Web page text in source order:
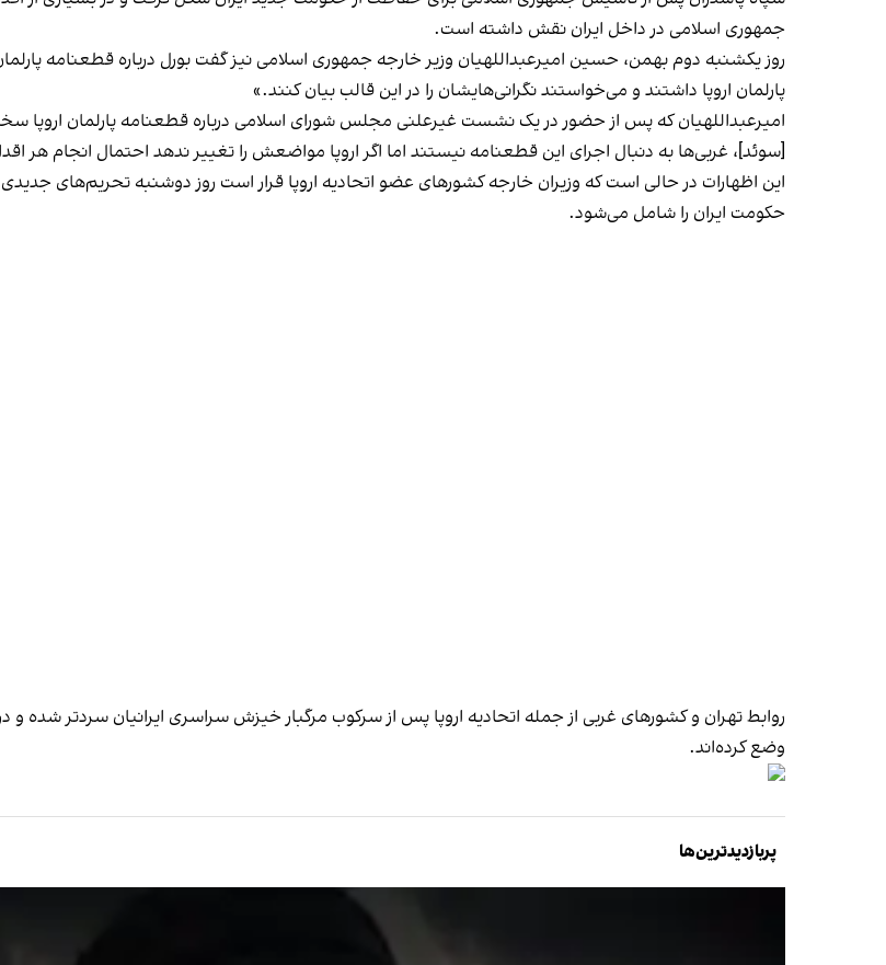
جمهوری اسلامی در داخل ایران نقش داشته است.
روز یکشنبه دوم بهمن، حسین امیرعبداللهیان وزیر خارجه جمهوری اسلامی نیز گفت بورل درباره قطعنامه
پارلمان اروپا داشتند و می‌خواستند نگرانی‌هایشان را در این قالب بیان کنند.»
امیرعبداللهیان که پس از حضور در یک نشست غیرعلنی مجلس شورای اسلامی درباره قطعنامه پارلمان اروپا
[سوئد]، غربی‌ها به دنبال اجرای این قطعنامه نیستند اما اگر اروپا مواضعش را تغییر ندهد احتمال انجام هر
این اظهارات در حالی است که وزیران خارجه کشورهای عضو اتحادیه اروپا قرار است روز دوشنبه تحریم‌های
حکومت ایران را شامل می‌شود.
روابط تهران و کشورهای غربی از جمله اتحادیه اروپا پس از سرکوب مرگبار خیزش سراسری ایرانیان سردتر شده
وضع کرده‌اند.
پربازدیدترین‌ها